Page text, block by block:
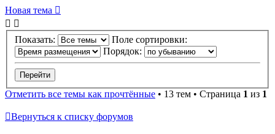
Новая тема
Показать:
Поле сортировки:
Порядок:
Отметить все темы как прочтённые • 13 тем • Страница 1 из 1
Вернуться к списку форумов